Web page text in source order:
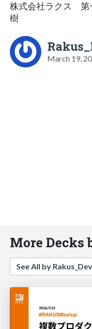
株式会社ラクス 第
樹
March 19,
More Decks
See All by Rakus_Dev